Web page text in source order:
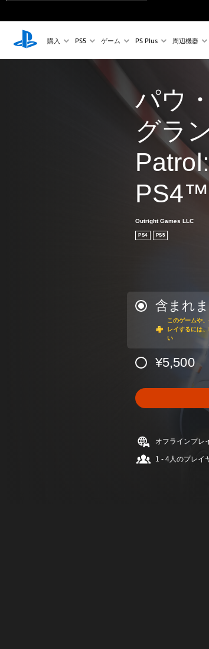
購入 PS5 ゲーム PS Plus 周辺機器
パウ
グラ
Outright Games LLC
PS4 PS5
含まれ
このゲームや
レイするには
い
¥5,500
オフラインプレ
1 - 4人のプレイ